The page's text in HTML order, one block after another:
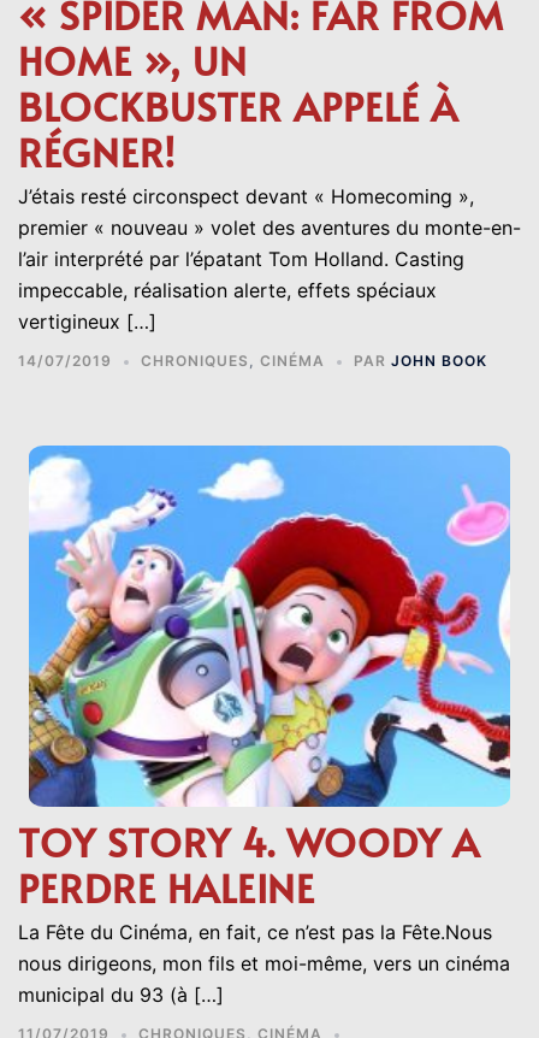
« SPIDER MAN: FAR FROM
HOME », UN
BLOCKBUSTER APPELÉ À
RÉGNER!
J’étais resté circonspect devant « Homecoming »,
premier « nouveau » volet des aventures du monte-en-
l’air interprété par l’épatant Tom Holland. Casting
impeccable, réalisation alerte, effets spéciaux
vertigineux […]
14/07/2019 CHRONIQUES , CINÉMA PAR JOHN BOOK
TOY STORY 4. WOODY A
PERDRE HALEINE
La Fête du Cinéma, en fait, ce n’est pas la Fête.Nous
nous dirigeons, mon fils et moi-même, vers un cinéma
municipal du 93 (à […]
11/07/2019 CHRONIQUES , CINÉMA